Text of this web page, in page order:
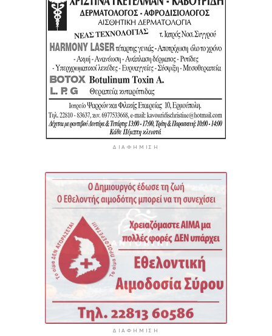
ΔΙΑΦΉΜΙΣΗ
ΔΙΑΦΉΜΙΣΗ